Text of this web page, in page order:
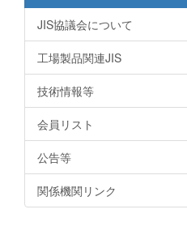
JIS協議会について
工場製品関連JIS
技術情報等
会員リスト
公告等
関係機関リンク